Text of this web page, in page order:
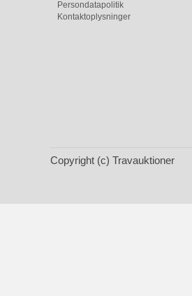
Persondatapolitik
Kontaktoplysninger
Copyright (c) Travauktioner